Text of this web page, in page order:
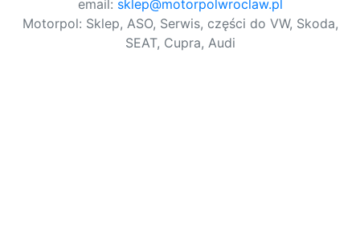
email: sklep@motorpolwroclaw.pl
Motorpol: Sklep, ASO, Serwis, części do VW, Skoda,
SEAT, Cupra, Audi